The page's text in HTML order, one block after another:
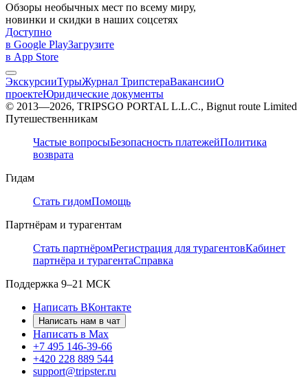
Обзоры необычных мест по всему миру,
новинки и скидки в наших соцсетях
Доступно
в Google PlayЗагрузите
в App Store
ЭкскурсииТурыЖурнал ТрипстераВакансииО
проектеЮридические документы
© 2013—2026, TRIPSGO PORTAL L.L.C., Bignut route Limited
Путешественникам
Частые вопросыБезопасность платежейПолитика
возврата
Гидам
Стать гидомПомощь
Партнёрам и турагентам
Стать партнёромРегистрация для турагентовКабинет
партнёра и турагентаСправка
Поддержка 9–21 МСК
Написать ВКонтакте
Написать нам в чат
Написать в Max
+7 495 146-39-66
+420 228 889 544
support@tripster.ru